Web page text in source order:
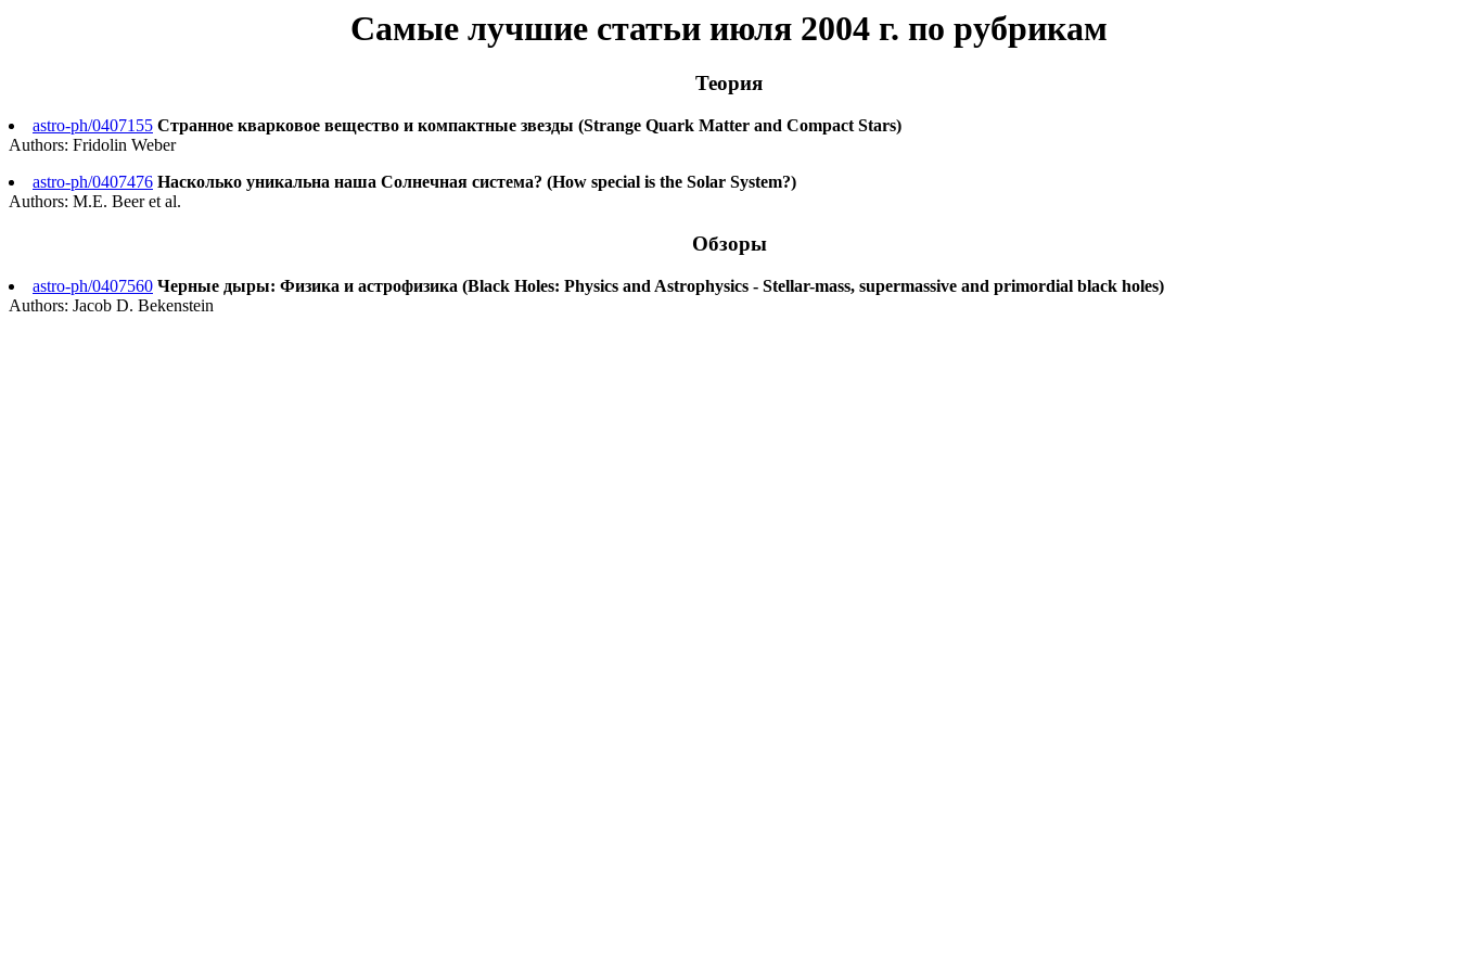
Самые лучшие статьи июля 2004 г. по рубрикам
Теория
astro-ph/0407155 Странное кварковое вещество и компактные звезды (Strange Quark Matter and Compact Stars)
Authors: Fridolin Weber
astro-ph/0407476 Насколько уникальна наша Солнечная система? (How special is the Solar System?)
Authors: M.E. Beer et al.
Обзоры
astro-ph/0407560 Черные дыры: Физика и астрофизика (Black Holes: Physics and Astrophysics - Stellar-mass, supermassive and primordial black holes)
Authors: Jacob D. Bekenstein